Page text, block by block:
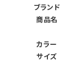
ブランド
商品名
カラー
サイズ